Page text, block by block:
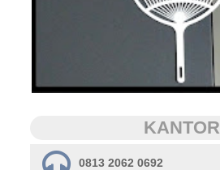
KANTOR
0813 2062 0692